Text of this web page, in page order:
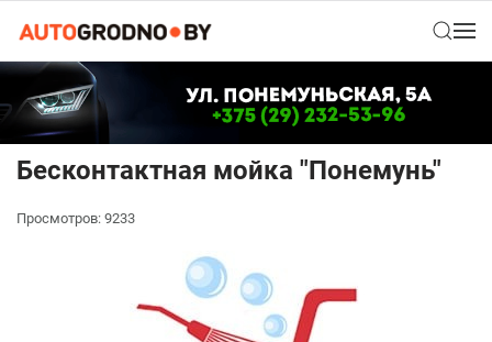
Бесконтактная мойка "Понемунь"
Просмотров: 9233